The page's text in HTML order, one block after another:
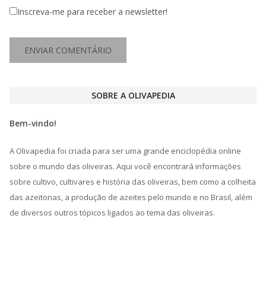
Inscreva-me para receber a newsletter!
SOBRE A OLIVAPEDIA
Bem-vindo!
A Olivapedia foi criada para ser uma grande enciclopédia online
sobre o mundo das oliveiras. Aqui você encontrará informações
sobre cultivo, cultivares e história das oliveiras, bem como a colheita
das azeitonas, a produção de azeites pelo mundo e no Brasil, além
de diversos outros tópicos ligados ao tema das oliveiras.